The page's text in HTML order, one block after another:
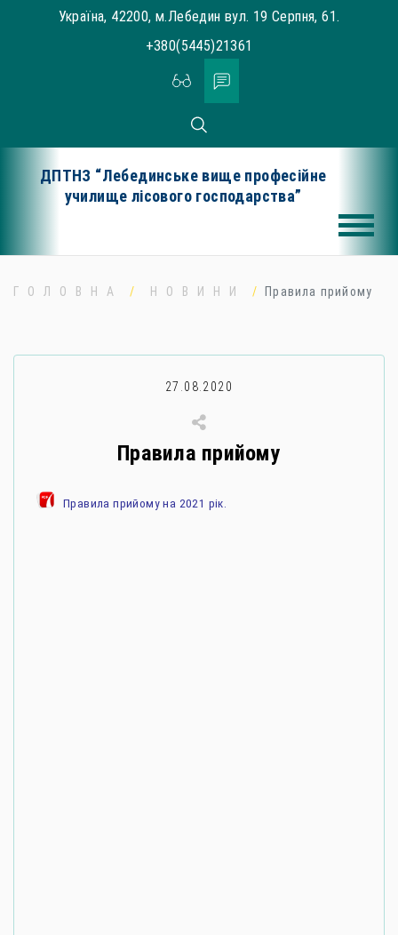
Україна, 42200, м.Лебедин вул. 19 Серпня, 61.
+380(5445)21361
ДПТНЗ “Лебединське вище професійне
училище лісового господарства”
ГОЛОВНА НОВИНИ Правила прийому
27.08.2020
Правила прийому
Правила прийому на 2021 рік.